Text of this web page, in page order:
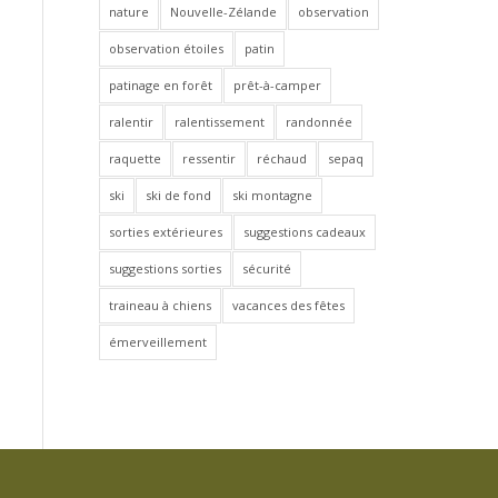
nature Nouvelle-Zélande observation
observation étoiles patin
patinage en forêt prêt-à-camper
ralentir ralentissement randonnée
raquette ressentir réchaud sepaq
ski ski de fond ski montagne
sorties extérieures suggestions cadeaux
suggestions sorties sécurité
traineau à chiens vacances des fêtes
émerveillement